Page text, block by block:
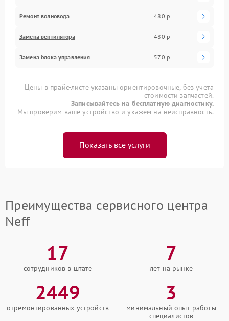
Ремонт волновода 480 р
Замена вентилятора 480 р
Замена блока управления 570 р
Цены в прайс-листе указаны ориентировочные, без учета
стоимости запчастей.
Записывайтесь на бесплатную диагностику.
Мы проверим ваше устройство и укажем на неисправность.
Показать все услуги
Преимущества сервисного центра
Neff
17
сотрудников в штате
7
лет на рынке
2449
отремонтированных устройств
3
минимальный опыт работы
специалистов